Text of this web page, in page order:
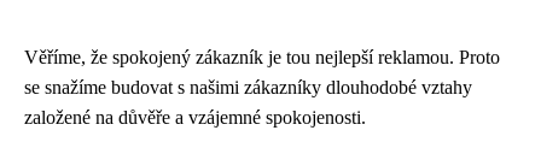
Věříme, že spokojený zákazník je tou nejlepší reklamou. Proto
se snažíme budovat s našimi zákazníky dlouhodobé vztahy
založené na důvěře a vzájemné spokojenosti.